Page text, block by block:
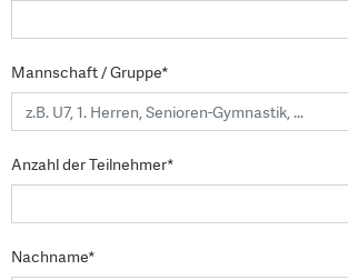
Mannschaft / Gruppe*
Anzahl der Teilnehmer*
Nachname*